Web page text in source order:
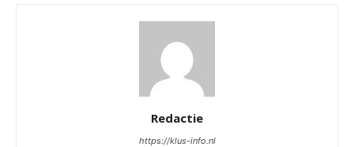
Redactie
https://klus-info.nl